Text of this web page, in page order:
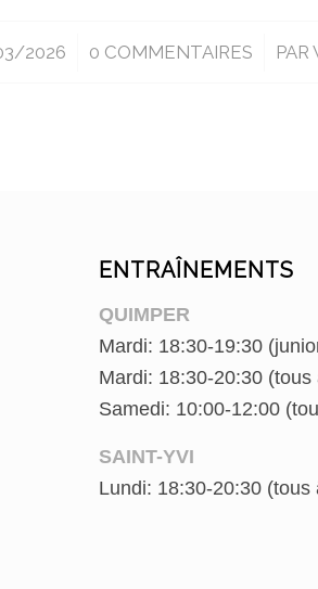
2026
/ 0 COMMENTAIRES
/ PAR
ENTRAÎNEMENTS
QUIMPER
Mardi: 18:30-19:30
Mardi: 18:30-20:30 (tous
Samedi: 10:00-12:00
SAINT-YVI
Lundi: 18:30-20:30 (tous